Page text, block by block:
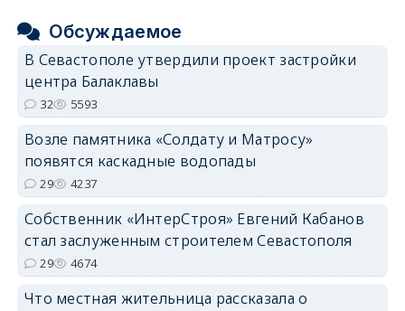
Обсуждаемое
В Севастополе утвердили проект застройки
центра Балаклавы
32 5593
Возле памятника «Солдату и Матросу»
появятся каскадные водопады
29 4237
Собственник «ИнтерСтроя» Евгений Кабанов
стал заслуженным строителем Севастополя
29 4674
Что местная жительница рассказала о